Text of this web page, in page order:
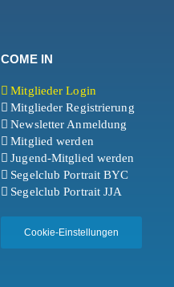
COME IN
Mitglieder Login
Mitglieder Registrierung
Newsletter Anmeldung
Mitglied werden
Jugend-Mitglied werden
Segelclub Portrait BYC
Segelclub Portrait JJA
Cookie-Einstellungen